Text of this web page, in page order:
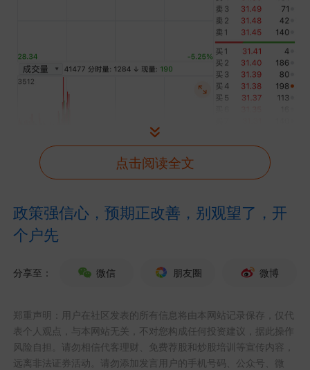
识图： 西域旅游
点击阅读全文
政策强信心，预期正改善，别观望了，开
个户先
分享至： 微信 朋友圈 微博
郑重声明：用户在社区发表的所有信息将由本网站记录保存，仅代
表个人观点，与本网站无关，不对您构成任何投资建议，据此操作
风险自担。请勿相信代客理财、免费荐股和炒股培训等宣传内容，
远离非法证券活动。请勿添加发言用户的手机号码、公众号、微